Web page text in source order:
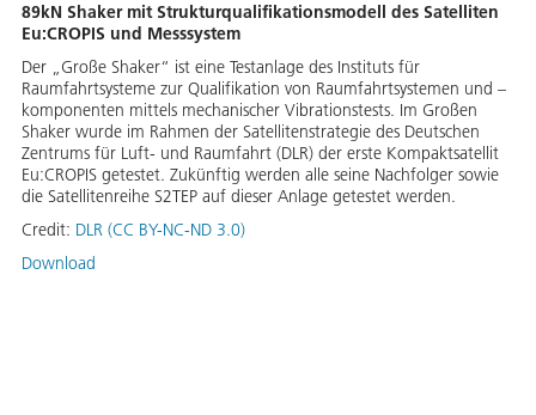
89kN Shaker mit Strukturqualifikationsmodell des Satelliten
Eu:CROPIS und Messsystem
Der „Große Shaker“ ist eine Testanlage des Instituts für
Raumfahrtsysteme zur Qualifikation von Raumfahrtsystemen und –
komponenten mittels mechanischer Vibrationstests. Im Großen
Shaker wurde im Rahmen der Satellitenstrategie des Deutschen
Zentrums für Luft- und Raumfahrt (DLR) der erste Kompaktsatellit
Eu:CROPIS getestet. Zukünftig werden alle seine Nachfolger sowie
die Satellitenreihe S2TEP auf dieser Anlage getestet werden.
Credit: DLR (CC BY-NC-ND 3.0)
Download